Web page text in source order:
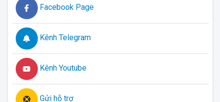
Facebook Page
Kênh Telegram
Kênh Youtube
Gửi hỗ trợ